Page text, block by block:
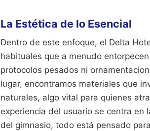
La Estética de lo Esencial
Dentro de este enfoque, el Delta
habituales que a menudo
protocolos pesados ni
lugar, encontramos materiales que
naturales, algo vital para quienes
experiencia del usuario se centra en
del gimnasio, todo está pensado